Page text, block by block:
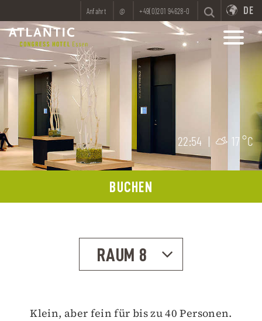
Anfahrt @ +49(0)201 94628-0 DE
22:54 | 17 °C
BUCHEN
RAUM 8
Klein, aber fein für bis zu 40 Personen.